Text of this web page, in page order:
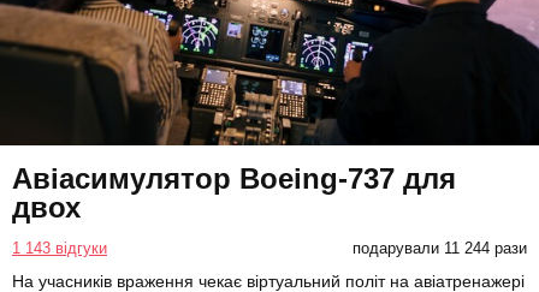
Авіасимулятор Boeing-737 для
двох
1 143 відгуки подарували 11 244 рази
На учасників враження чекає віртуальний політ на авіатренажері